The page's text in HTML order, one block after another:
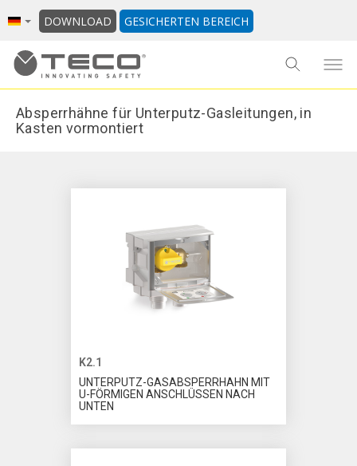
DOWNLOAD GESICHERTEN BEREICH
Absperrhähne für Unterputz-Gasleitungen, in
Kasten vormontiert
K2.1
UNTERPUTZ-GASABSPERRHAHN MIT
U-FÖRMIGEN ANSCHLÜSSEN NACH
UNTEN